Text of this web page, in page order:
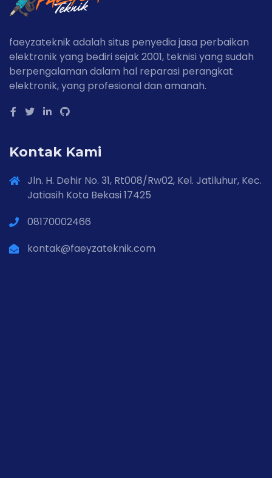
faeyzateknik adalah situs penyedia jasa perbaikan
elektronik yang bediri sejak 2001, teknisi yang sudah
berpengalaman dalam hal reparasi perangkat
elektronik, yang profesional dan amanah.
Kontak Kami
Jln. H. Dehir No. 31, Rt008/Rw02, Kel. Jatiluhur, Kec.
Jatiasih Kota Bekasi 17425
08170002466
kontak@faeyzateknik.com